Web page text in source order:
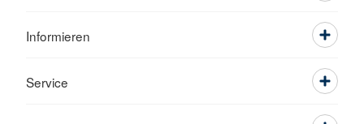
Informieren
Service